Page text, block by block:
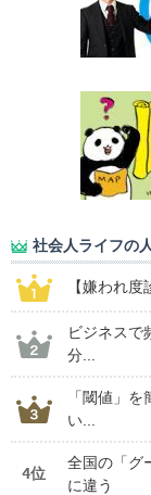
社会人ライフの
【嫌われ
ビジネスで
分...
「閾値」
い...
4位
全国の「グ
に違う